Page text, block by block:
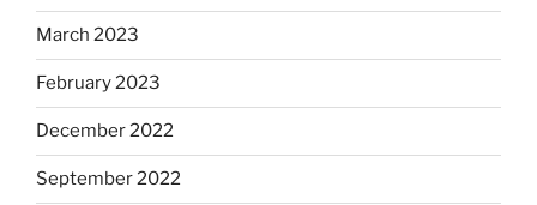
March 2023
February 2023
December 2022
September 2022